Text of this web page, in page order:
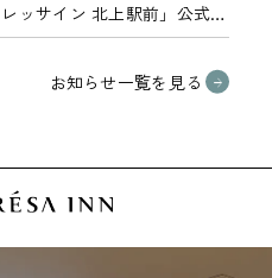
ッサイン 北上駅前」公式サ
お知らせ一覧を見る